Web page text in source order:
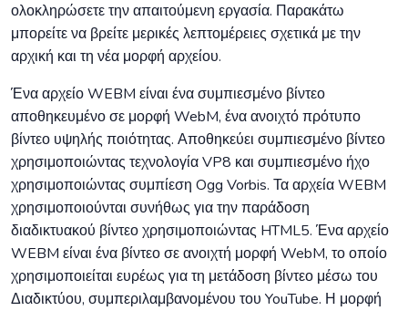
ολοκληρώσετε την απαιτούμενη εργασία. Παρακάτω
μπορείτε να βρείτε μερικές λεπτομέρειες σχετικά με την
αρχική και τη νέα μορφή αρχείου.
Ένα αρχείο WEBM είναι ένα συμπιεσμένο βίντεο
αποθηκευμένο σε μορφή WebM, ένα ανοιχτό πρότυπο
βίντεο υψηλής ποιότητας. Αποθηκεύει συμπιεσμένο βίντεο
χρησιμοποιώντας τεχνολογία VP8 και συμπιεσμένο ήχο
χρησιμοποιώντας συμπίεση Ogg Vorbis. Τα αρχεία WEBM
χρησιμοποιούνται συνήθως για την παράδοση
διαδικτυακού βίντεο χρησιμοποιώντας HTML5. Ένα αρχείο
WEBM είναι ένα βίντεο σε ανοιχτή μορφή WebM, το οποίο
χρησιμοποιείται ευρέως για τη μετάδοση βίντεο μέσω του
Διαδικτύου, συμπεριλαμβανομένου του YouTube. Η μορφή